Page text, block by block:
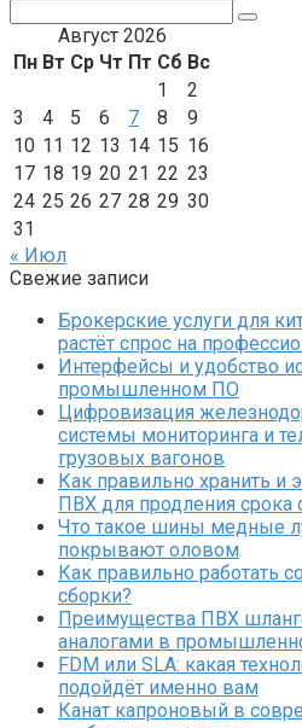
Август 2026
Пн Вт Ср Чт Пт Сб Вс
1
2
3
4 5 6 7 8
9
10 11 12 13 14 15 16
17 18 19 20 21 22 23
24 25 26 27 28 29 30
31
« Июл
Свежие записи
Брокерские услуги для
растёт спрос на
Интерфейсы и удобство
промышленном ПО
Цифровизация
системы мониторинга и
грузовых вагонов
Как правильно хранить и
ПВХ для продления срока
Что такое шины медные
покрывают оловом
Как правильно работать
сборки?
Преимущества ПВХ
аналогами в
FDM или SLA: какая
подойдёт именно вам
Канат капроновый в